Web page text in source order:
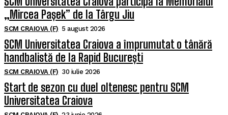
„Mircea Pașek” de la Târgu Jiu
SCM CRAIOVA (F) 5 august 2026
SCM Universitatea Craiova a împrumutat o tânără
handbalistă de la Rapid București
SCM CRAIOVA (F) 30 iulie 2026
Start de sezon cu duel oltenesc pentru SCM
Universitatea Craiova